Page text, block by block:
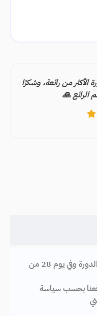
من رائعة، وشكرًا
الرائع 🙏
تصدر الشهادة بعد أن تكون أكملت الدورة وفي يوم 28 من
بحسب سياسة